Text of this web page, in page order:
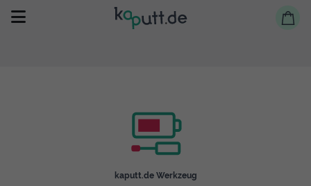
Selbst reparieren
kaputt.de Werkzeug